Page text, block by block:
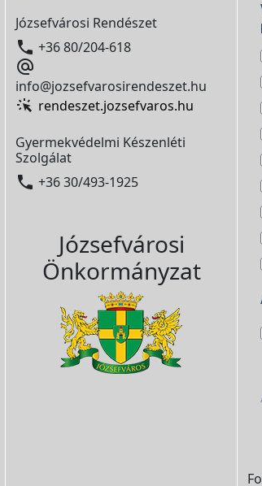
Józsefvárosi Rendészet
 +36 80/204-618

info@jozsefvarosirendeszet.hu
rendeszet.jozsefvaros.hu
Gyermekvédelmi Készenléti
Szolgálat
 +36 30/493-1925
Józsefvárosi
Önkormányzat